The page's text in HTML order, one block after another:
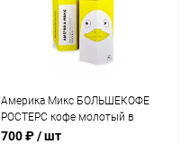
Америка Микс БОЛЬШЕКОФЕ
РОСТЕРС кофе молотый в
капсулах Nespresso, упак. 15 шт.
700 ₽/ шт